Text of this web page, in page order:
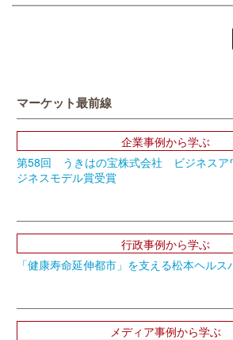
マーケット最前線
企業事例から学ぶ
第58回 うきはの宝株式会社 ビジネス
ジネスモデル賞受賞
行政事例から学ぶ
「健康寿命延伸都市」を支える松本ヘルス
メディア事例から学ぶ